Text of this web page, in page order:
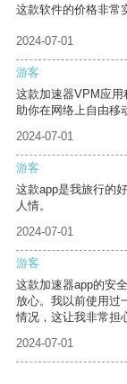
这款软件的价格非常
2024-07-01
游客
这款加速器VPM应
助你在网络上自由移
2024-07-01
游客
这款app是我旅行的
人情。
2024-07-01
游客
这款加速器app的安
放心。我以前使用过
情况，这让我非常担
2024-07-01